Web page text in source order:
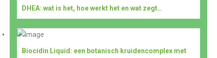
DHEA: wat is het, hoe werkt het en wat zegt…
Biocidin Liquid: een botanisch kruidencomplex met